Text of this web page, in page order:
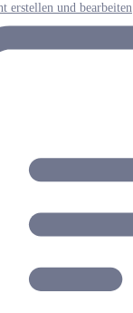
erstellen und bearbeiten